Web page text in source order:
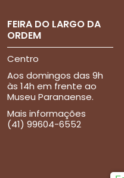
FEIRA DO LARGO DA
ORDEM
Centro
Aos domingos das 9h
às 14h em frente ao
Museu Paranaense.
Mais informações
(41) 99604-6552